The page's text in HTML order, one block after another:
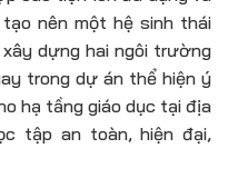
nên một hệ sinh thái
dựng hai ngôi trường
trong dự án thể hiện ý
hạ tầng giáo dục tại địa
tập an toàn, hiện đại,